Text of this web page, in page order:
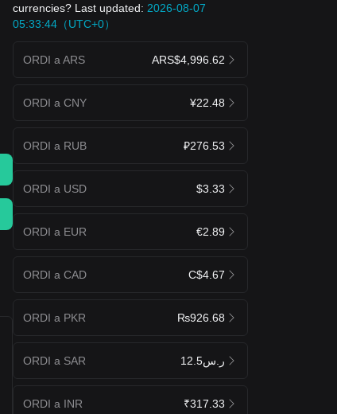
currencies? Last updated: 2026-08-07
05:33:44（UTC+0）
ORDI a ARS ARS$4,996.62
ORDI a CNY ¥22.48
ORDI a RUB ₽276.53
ORDI a USD $3.33
ORDI a EUR €2.89
ORDI a CAD C$4.67
ORDI a PKR ₨926.68
ORDI a SAR ر.س12.5
ORDI a INR ₹317.33